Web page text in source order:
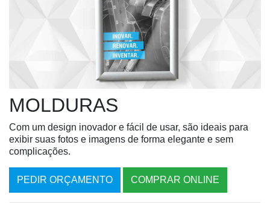
MOLDURAS
Com um design inovador e fácil de usar, são ideais para
exibir suas fotos e imagens de forma elegante e sem
complicações.
PEDIR ORÇAMENTO COMPRAR ONLINE